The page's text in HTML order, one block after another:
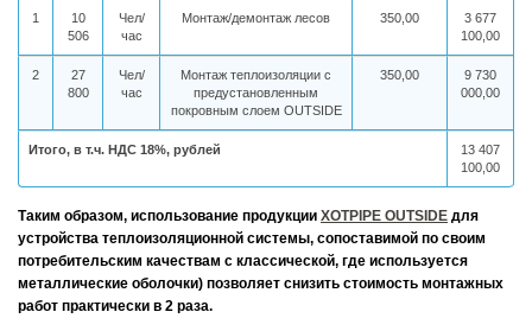
1
10
506
Чел/
час
Монтаж/демонтаж лесов 350,00
3 677
100,00
2
27
800
Чел/
час
Монтаж теплоизоляции с
предустановленным
покровным слоем OUTSIDE
350,00
9 730
000,00
Итого, в т.ч. НДС 18%, рублей
13 407
100,00
Таким образом, использование продукции XOTPIPE OUTSIDE для
устройства теплоизоляционной системы, сопоставимой по своим
потребительским качествам с классической, где используется
металлические оболочки) позволяет снизить стоимость монтажных
работ практически в 2 раза.